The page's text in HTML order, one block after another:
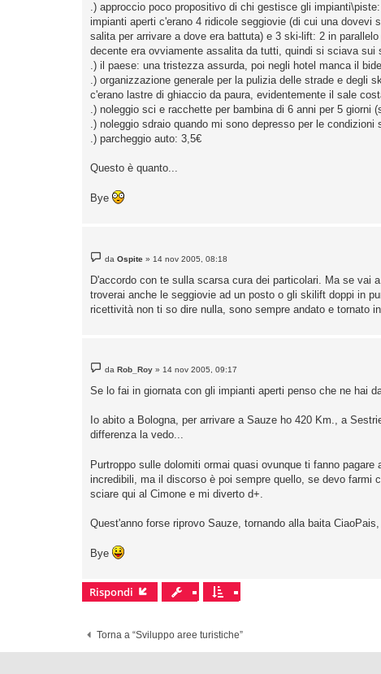
g
i
o
.) approccio poco propositivo di chi gestisce gli
impianti aperti c'erano 4 ridicole seggiovie (di cui una dovevi
salita per arrivare a dove era battuta) e 3 ski-lift: 2 in
decente era ovviamente assalita da tutti, quindi si sciava
.) il paese: una tristezza assurda, poi negli hotel manca il
.) organizzazione generale per la pulizia delle strade e degli
c'erano lastre di ghiaccio da paura, evidentemente il sale
.) noleggio sci e racchette per bambina di 6 anni per 5 giorni
.) noleggio sdraio quando mi sono depresso per le
.) parcheggio auto: 3,5€
Questo è quanto...
Bye
M
e
s
a
g
daOspite » 14 nov 2005, 08:18
D'accordo con te sulla scarsa cura dei particolari. Ma se vai
troverai anche le seggiovie ad un posto o gli skilift doppi in
ricettività non ti so dire nulla, sono sempre andato e tornato in
M
e
s
g
i
daRob_Roy » 14 nov 2005, 09:17
Se lo fai in giornata con gli impianti aperti penso che ne hai
Io abito a Bologna, per arrivare a Sauze ho 420 Km., a
differenza la vedo...
Purtroppo sulle dolomiti ormai quasi ovunque ti fanno
incredibili, ma il discorso è poi sempre quello, se devo farmi
sciare qui al Cimone e mi diverto d+.
Quest'anno forse riprovo Sauze, tornando alla baita
Bye
Rispondi
Torna a “Sviluppo aree turistiche”